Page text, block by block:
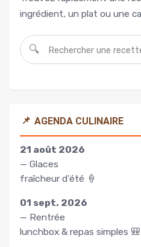
ingrédient, un plat ou une
🔍
📌 AGENDA CULINAIRE
21 août 2026
— Glaces
fraîcheur d’été 🍦
01 sept. 2026
— Rentrée
lunchbox & repas simples 🎒